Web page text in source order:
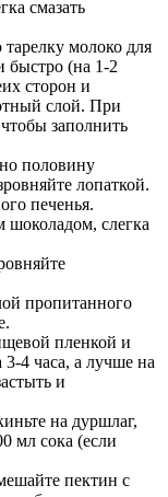
смазать
молоко для
быстро (на 1-2
сторон и
слой. При
заполнить
половину
лопаткой.
печенья.
шоколадом, слегка
пропитанного
пленкой и
4 часа, а лучше на
и
на дуршлаг,
мл сока (если
пектин с